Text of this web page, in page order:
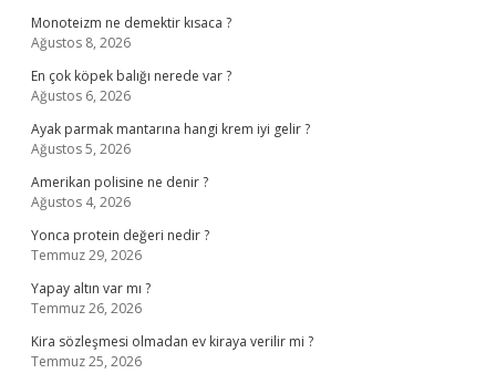
Monoteizm ne demektir kısaca ?
Ağustos 8, 2026
En çok köpek balığı nerede var ?
Ağustos 6, 2026
Ayak parmak mantarına hangi krem iyi gelir ?
Ağustos 5, 2026
Amerikan polisine ne denir ?
Ağustos 4, 2026
Yonca protein değeri nedir ?
Temmuz 29, 2026
Yapay altın var mı ?
Temmuz 26, 2026
Kira sözleşmesi olmadan ev kiraya verilir mi ?
Temmuz 25, 2026